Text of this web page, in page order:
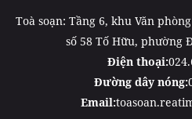
Toà soạn: Tầng 6, khu Văn
số 58 Tố Hữu, phường
Điện thoại:
Đường dây nóng:
Email: